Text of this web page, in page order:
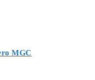
MGC